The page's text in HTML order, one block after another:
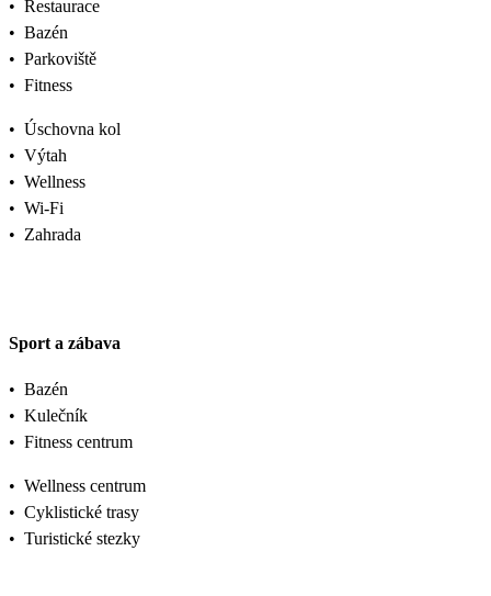
• Restaurace
• Bazén
• Parkoviště
• Fitness
• Úschovna kol
• Výtah
• Wellness
• Wi-Fi
• Zahrada
Sport a zábava
• Bazén
• Kulečník
• Fitness centrum
• Wellness centrum
• Cyklistické trasy
• Turistické stezky